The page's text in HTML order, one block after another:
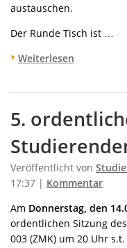
austauschen.
Der Runde Tisch ist …
Weiterlesen
5.
Veröffentlicht von
17:37 | Kommentar
Am Donnerstag, den
ordentlichen Sitzung
003 (ZMK) um 20 Uhr